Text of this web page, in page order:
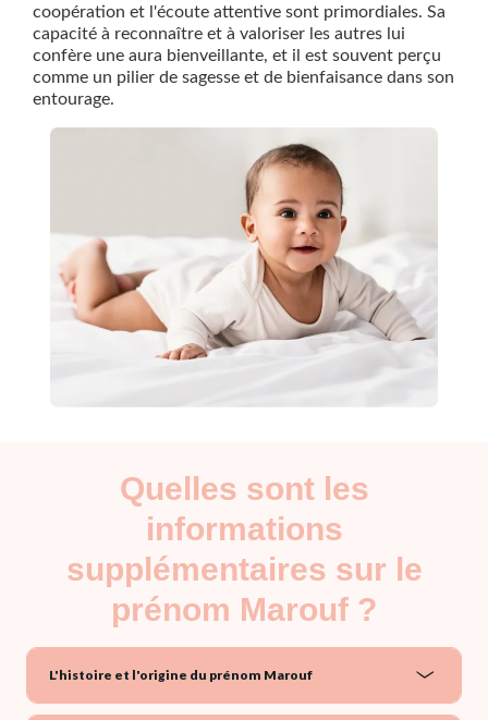
coopération et l'écoute attentive sont primordiales. Sa
capacité à reconnaître et à valoriser les autres lui
confère une aura bienveillante, et il est souvent perçu
comme un pilier de sagesse et de bienfaisance dans son
entourage.
Quelles sont les
informations
supplémentaires sur le
prénom Marouf ?
L'histoire et l'origine du prénom Marouf